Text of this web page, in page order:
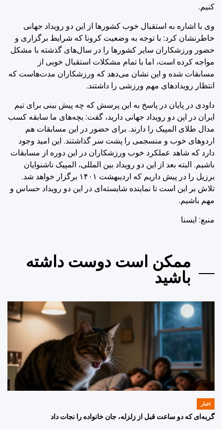
کنیم.
وی با اشاره به استقبال خوب کشورها از این دو رویداد جهانی
خاطرنشان کرد: با توجه به وضعیت کرونا که شرایط برگزاری و
حضور ورزشکاران سایر کشورها را در سال‌های گذشته با مشکل
مواجه کرده است، اما با تمام مشکلات استقبال خوبی از
مسابقات شده و این نشان می‌دهد که ورزشکاران مدت‌هاست که
انتظار رویدادهای مهم ورزشی را داشتند.
داودی در پایان در پاسخ به این پرسش که چه پیش بینی برای تیم
ایران در این دو رویداد جهانی دارید، گفت: بچه‌های ما سابقه کسب
مدال طلای المپیک را دارند. برای حضور در این مسابقات هم
اردوهای خوب و منسجمی را پشت سر گذاشتند. این امید وجود
دارد که شاهد عملکرد خوب ورزشکاران در این دوره از مسابقات
باشیم. البته بعد از این دو رویداد بین المللی، المپیک ناشنوایان
برزیل را در پیش داریم که اردیبهشت ۱۴۰۱ برگزار خواهد شد.
تلاش بر این است تا نماینده شایسته‌ای در این دو رویداد حساس و
مهم باشیم.
منبع: ايسنا
ممکن است دوست داشته
باشید
POSTED
IN
اخبار
گربه‌ای که دو ساعت قبل از زلزله، جان خانواده را نجات داد